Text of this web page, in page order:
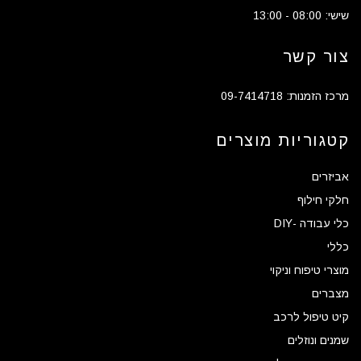
שישי: 08:00 - 13:00
צור קשר
מרכז הזמנות: 09-7414718
קטגוריות מוצרים
אביזרים
חלקי חילוף
כלי עבודה -DIY
כללי
מוצרי טיפוח וניקוי
מצברים
קיט טיפול לרכב
שמנים ונוזלים